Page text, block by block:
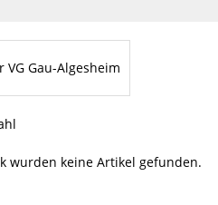
Gau-Algesheim
wurden keine Artikel gefunden.